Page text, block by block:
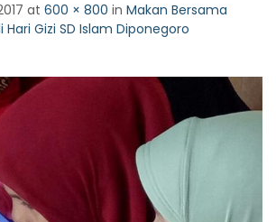
at 600 × 800 in Makan Bersama
Hari Gizi SD Islam Diponegoro